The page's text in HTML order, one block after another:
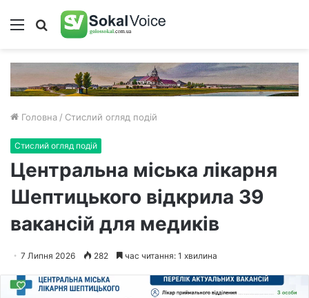
Меню Пошук
Головна / Стислий огляд подій
Стислий огляд подій
Центральна міська лікарня
Шептицького відкрила 39
вакансій для медиків
7 Липня 2026 282 час читання: 1 хвилина